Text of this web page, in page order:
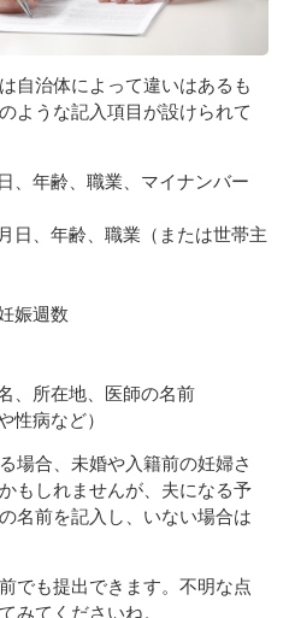
自治体によって違いはあるも
ような記入項目が設けられて
、年齢、職業、マイナンバー
日、年齢、職業（または世帯主
娠週数
、所在地、医師の名前
性病など）
場合、未婚や入籍前の妊婦さ
もしれませんが、夫になる予
名前を記入し、いない場合は
でも提出できます。不明な点
みてくださいね。